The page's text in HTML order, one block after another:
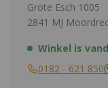
Grote Esch 1005
2841 MJ
Winkel is
0182 - 621 850